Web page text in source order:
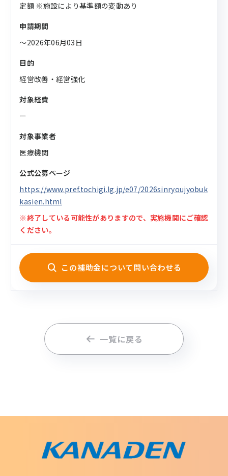
定額 ※施設により基準額の変動あり
申請期間
〜2026年06月03日
目的
経営改善・経営強化
対象経費
ー
対象事業者
医療機関
公式公募ページ
https://www.pref.tochigi.lg.jp/e07/2026sinryoujyobuk
kasien.html
※終了している可能性がありますので、実施機関にご確認
ください。
この補助金について問い合わせる
一覧に戻る